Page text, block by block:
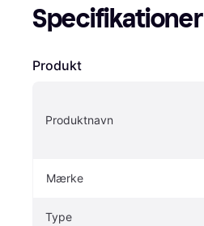
Specifikationer
Produkt
Produktnavn
Mærke
Type